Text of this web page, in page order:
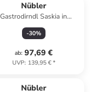
Nübler
Gastrodirndl Saskia in
Schwarz
-30%
ab: 97,69 €
UVP: 139,95 €*
Nübler